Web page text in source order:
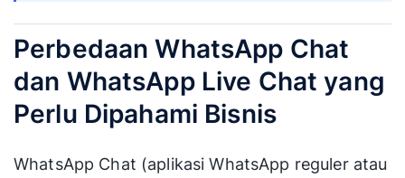
Perbedaan WhatsApp Chat
dan WhatsApp Live Chat yang
Perlu Dipahami Bisnis
WhatsApp Chat (aplikasi WhatsApp reguler atau